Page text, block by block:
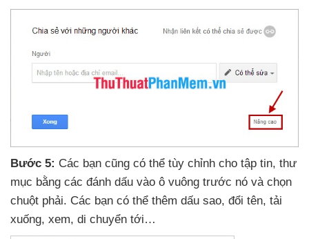
Bước 5: Các bạn cũng có thể tùy chỉnh cho tập tin, thư
mục bằng các đánh dấu vào ô vuông trước nó và chọn
chuột phải. Các bạn có thể thêm dấu sao, đổi tên, tải
xuống, xem, di chuyển tới…